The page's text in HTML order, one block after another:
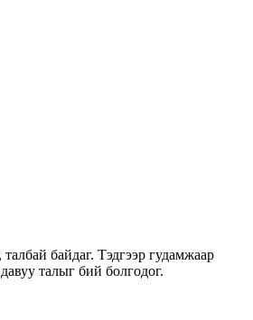
байдаг. Тэдгээр гудамжаар
талыг бий болгодог.